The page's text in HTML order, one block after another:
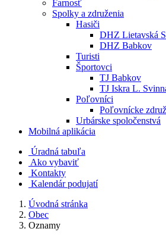
Farnosť
Spolky a združenia
Hasiči
DHZ Lietavská
DHZ Babkov
Turisti
Športovci
TJ Babkov
TJ Iskra L.
Poľovníci
Poľovnícke
Urbárske spoločenstvá
Mobilná aplikácia
Úradná tabuľa
Ako vybaviť
Kontakty
Kalendár podujatí
Úvodná stránka
Obec
Oznamy